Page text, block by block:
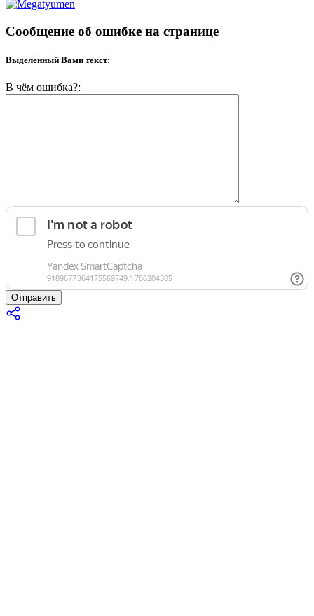
Сообщение об ошибке на странице
Выделенный Вами текст:
В чём ошибка?:
Отправить